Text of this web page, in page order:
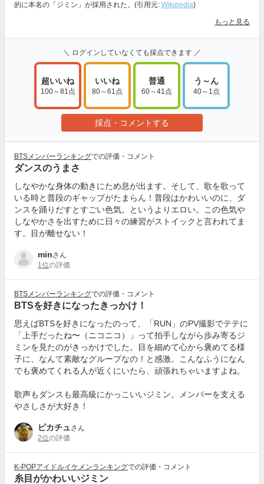
的に本名の「ジミン」が採用された。(引用元: Wikipedia)
もっと見る
＼ ログインしていなくても採点できます ／
超いいね
100～81点
いいね
80～61点
普通
60～41点
う～ん
40～1点
採点・コメントする
BTSメンバーランキングでの評価・コメント
ダンスのうまさ
しなやかな身体の動きにため息が出ます。そして、歌を歌って
いる時と普段のギャップがたまらん！普段はかわいいのに、ダ
ンスを踊りだすとすごい色気。というよりエロい。この色気や
しなやかさを出すために日々の練習がストイックと言われてま
す。目が離せない！
minさん
1位の評価
BTSメンバーランキングでの評価・コメント
BTSを好きになったきっかけ！
思えばBTSを好きになったのって、「RUN」のPV撮影でテテに
「上手だったね〜（ニコニコ）」って拍手しながら歩み寄るジ
ミンを見たのがきっかけでした。目を細めて心から褒めてる様
子に、なんて素敵なグループなの！と感激。こんなふうになん
でも褒めてくれる人が近くにいたら、頑張れちゃいますよね。
歌声もダンスも最高級にかっこいいジミン。メンバーを支える
やさしさが大好き！
ピカチュ さん
2位の評価
K-POPアイドルイケメンランキングでの評価・コメント
糸目がかわいいジミン